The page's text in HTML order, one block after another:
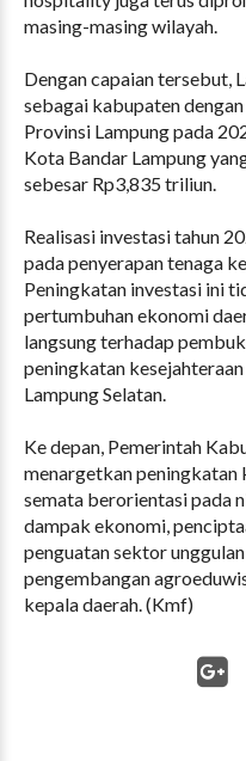
masing-masing wilayah.
Dengan capaian tersebut,
sebagai kabupaten
Provinsi Lampung pada
Kota Bandar Lampung
sebesar Rp3,835 triliun.
Realisasi investasi tahun
pada penyerapan tenaga
Peningkatan investasi ini
pertumbuhan ekonomi
langsung terhadap
peningkatan
Lampung Selatan.
Ke depan, Pemerintah
menargetkan peningkatan
semata berorientasi pada
dampak ekonomi,
penguatan sektor
pengembangan
kepala daerah. (Kmf)